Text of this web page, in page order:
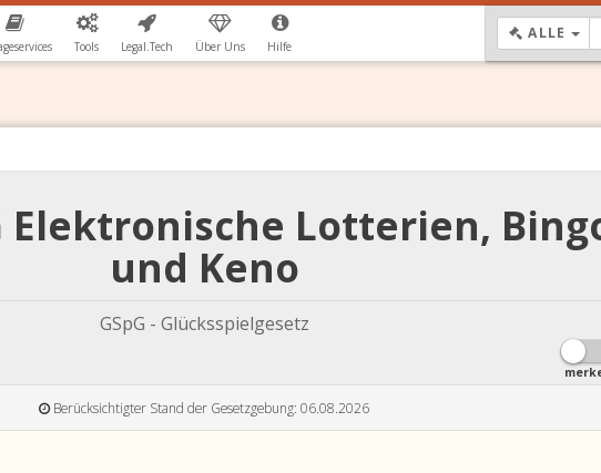
Tools Legal.Tech Über Uns Hilfe
ALLE
Elektronische Lotterien,
und Keno
GSpG - Glücksspielgesetz
Berücksichtigter Stand der Gesetzgebung: 06.08.2026